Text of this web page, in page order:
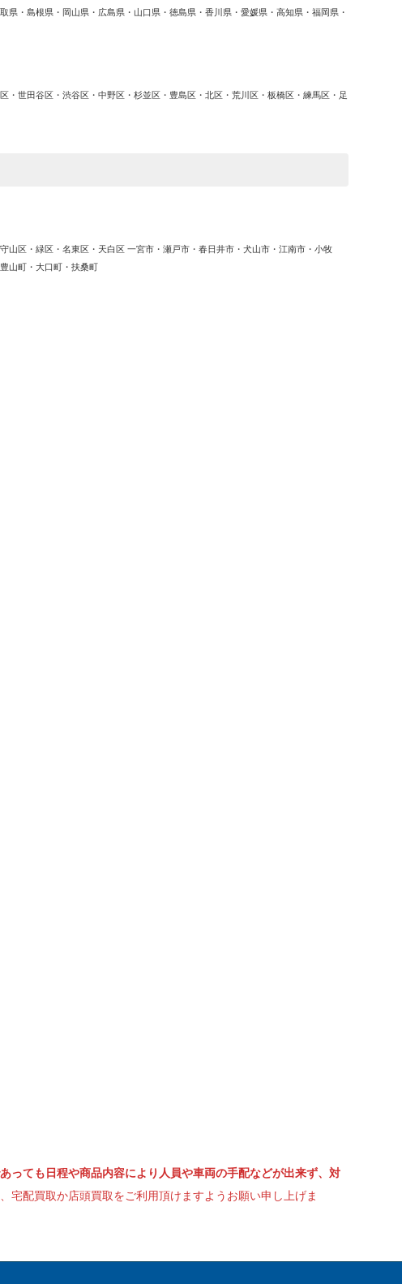
・島根県・岡山県・広島県・山口県・徳島県・香川県・愛媛県・高知県・福岡県・
世田谷区・渋谷区・中野区・杉並区・豊島区・北区・荒川区・板橋区・練馬区・足
区・緑区・名東区・天白区 一宮市・瀬戸市・春日井市・犬山市・江南市・小牧
山町・大口町・扶桑町
っても日程や商品内容により人員や車両の手配などが出来ず、対
、宅配買取か店頭買取をご利用頂けますようお願い申し上げま